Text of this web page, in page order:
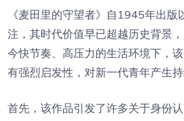
《麦田里的守望者》自1945年出版
注，其时代价值早已超越历史背景
今快节奏、高压力的生活环境下，
有强烈启发性，对新一代青年产生持
首先，该作品引发了许多关于身份